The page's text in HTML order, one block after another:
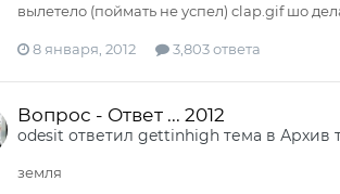
вылетело (поймать не успел) clap.gif шо
8 января, 2012 3,803 ответа
Вопрос - Ответ ... 2012
odesit ответил gettinhighтема в Архив
земля